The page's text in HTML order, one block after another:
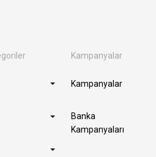
Kampanyalar
Kampanyalar
Banka
Kampanyaları